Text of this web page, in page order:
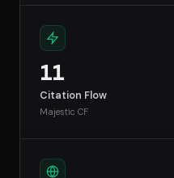
11
Citation Flow
Majestic CF